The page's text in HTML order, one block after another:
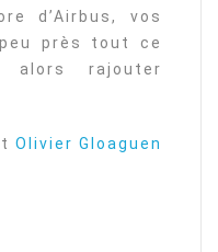
d’Airbus, vos
près tout ce
rajouter
Olivier Gloaguen